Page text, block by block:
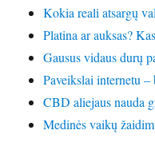
Kokia reali atsargų
Platina ar auksas?
Gausus vidaus durų
Paveikslai internetu
CBD aliejaus nauda
Medinės vaikų